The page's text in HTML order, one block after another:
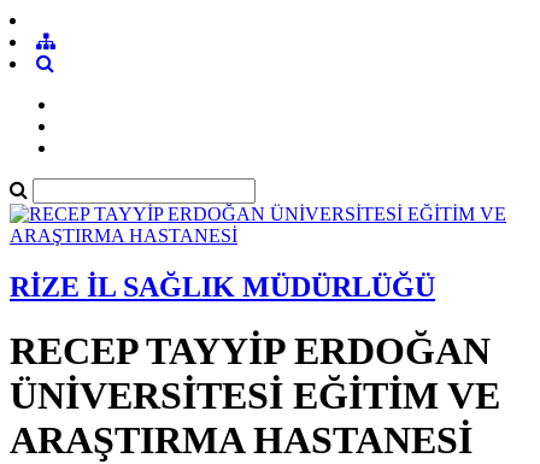
RİZE İL SAĞLIK MÜDÜRLÜĞÜ
RECEP TAYYİP ERDOĞAN
ÜNİVERSİTESİ EĞİTİM VE
ARAŞTIRMA HASTANESİ